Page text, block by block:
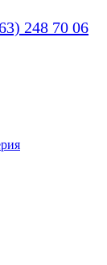
248 70 06